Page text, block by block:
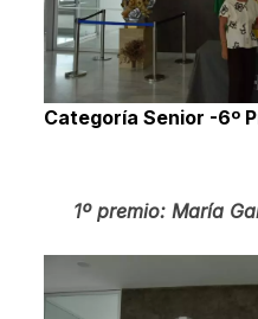
Categoría Senior -6º
1º premio: María